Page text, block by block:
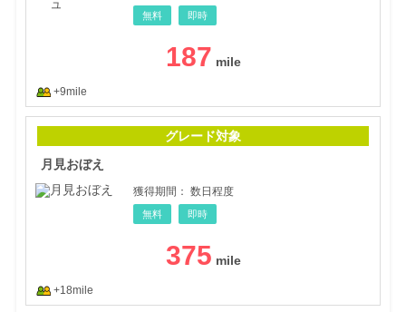
無料 即時
187
+9mile
グレード対象
月見おぼえ
獲得期間： 数日程度
無料 即時
375
+18mile